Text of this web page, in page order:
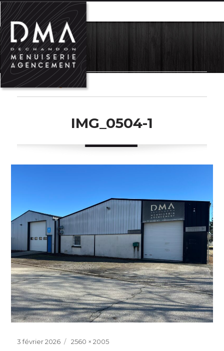
MENU
Previous Image
IMG_0504-1
Posted
3 février 2026
Full
2560 × 2005